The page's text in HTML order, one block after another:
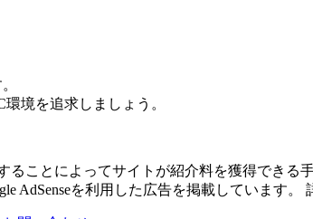
境を追求しましょう。
ることによってサイトが紹介料を獲得でき
AdSenseを利用した広告を掲載しています。